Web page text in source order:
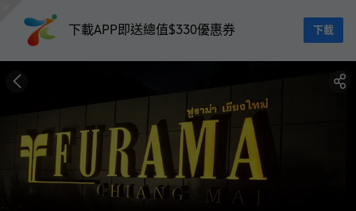
下載APP即送總值$330優惠券 下載